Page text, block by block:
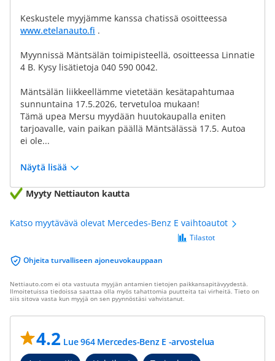
Keskustele myyjämme kanssa chatissä osoitteessa
www.etelanauto.fi .
Myynnissä Mäntsälän toimipisteellä, osoitteessa Linnatie
4 B. Kysy lisätietoja 040 590 0042.
Mäntsälän liikkeellämme vietetään kesätapahtumaa
sunnuntaina 17.5.2026, tervetuloa mukaan!
Tämä upea Mersu myydään huutokaupalla eniten
tarjoavalle, vain paikan päällä Mäntsälässä 17.5. Autoa
ei ole...
Näytä lisää
Myyty Nettiauton kautta
Katso myytävävä olevat Mercedes-Benz E vaihtoautot
Ohjeita turvalliseen ajoneuvokauppaan
Tilastot
Nettiauto.com ei ota vastuuta myyjän antamien tietojen paikkansapitävyydestä.
Ilmoitetuissa tiedoissa saattaa olla myös tahattomia puutteita tai virheitä. Tieto on
siis sitova vasta kun myyjä on sen pyynnöstäsi vahvistanut.
4.2 Lue 964 Mercedes-Benz E -arvostelua